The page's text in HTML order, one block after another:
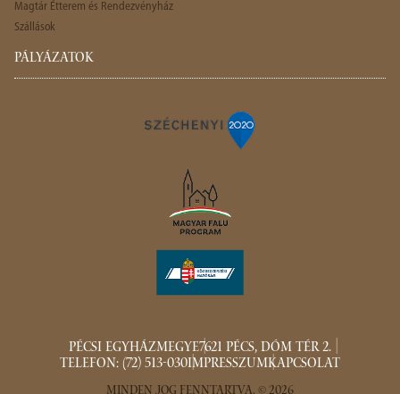
Magtár Étterem és Rendezvényház
Szállások
PÁLYÁZATOK
PÉCSI EGYHÁZMEGYE7621 PÉCS, DÓM TÉR 2.
TELEFON: (72) 513-030IMPRESSZUMKAPCSOLAT
MINDEN JOG FENNTARTVA. © 2026